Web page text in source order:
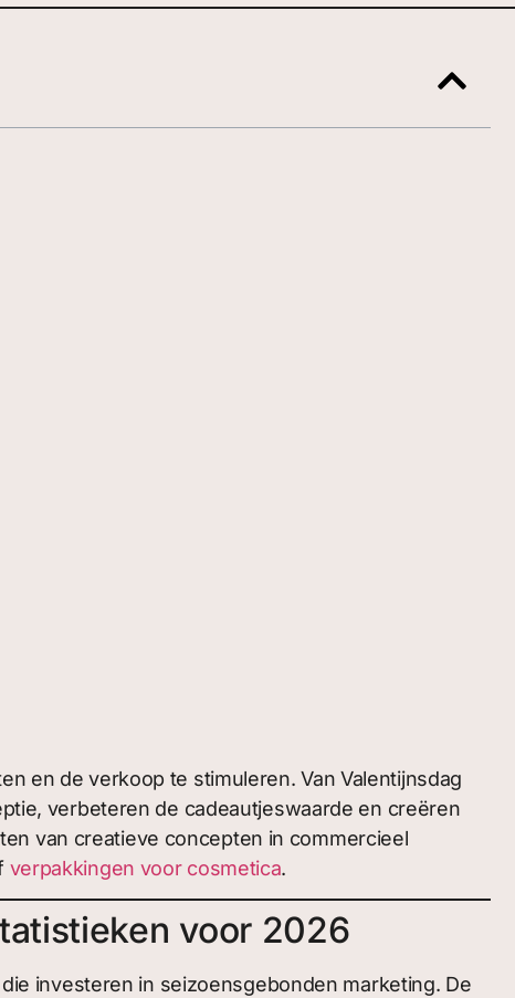
en de verkoop te stimuleren. Van Valentijnsdag
verbeteren de cadeautjeswaarde en creëren
van creatieve concepten in commercieel
verpakkingen voor cosmetica.
voor 2026
investeren in seizoensgebonden marketing. De